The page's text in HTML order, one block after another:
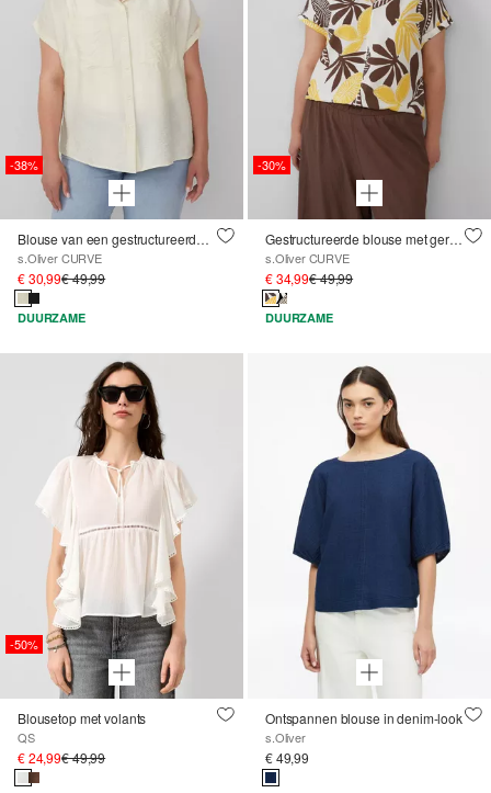
-38%
Blouse van een gestructureerde viscosemix met opgestikte zak
s.Oliver CURVE
€ 30,99€ 49,99
DUURZAME
-30%
Gestructureerde blouse met gerimpelde details
s.Oliver CURVE
€ 34,99€ 49,99
DUURZAME
-50%
Blousetop met volants
QS
€ 24,99€ 49,99
Ontspannen blouse in denim-look
s.Oliver
€ 49,99